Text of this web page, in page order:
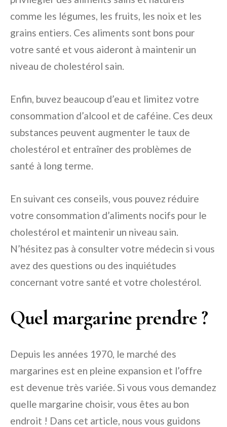
comme les légumes, les fruits, les noix et les
grains entiers. Ces aliments sont bons pour
votre santé et vous aideront à maintenir un
niveau de cholestérol sain.
Enfin, buvez beaucoup d’eau et limitez votre
consommation d’alcool et de caféine. Ces deux
substances peuvent augmenter le taux de
cholestérol et entraîner des problèmes de
santé à long terme.
En suivant ces conseils, vous pouvez réduire
votre consommation d’aliments nocifs pour le
cholestérol et maintenir un niveau sain.
N’hésitez pas à consulter votre médecin si vous
avez des questions ou des inquiétudes
concernant votre santé et votre cholestérol.
Quel margarine prendre ?
Depuis les années 1970, le marché des
margarines est en pleine expansion et l’offre
est devenue très variée. Si vous vous demandez
quelle margarine choisir, vous êtes au bon
endroit ! Dans cet article, nous vous guidons